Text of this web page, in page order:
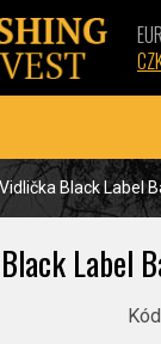
EUR
Black Label
Label